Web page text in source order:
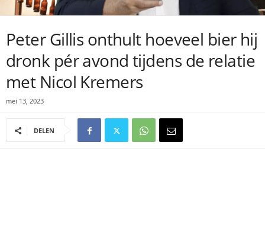
Peter Gillis onthult hoeveel bier hij
dronk pér avond tijdens de relatie
met Nicol Kremers
mei 13, 2023
DELEN